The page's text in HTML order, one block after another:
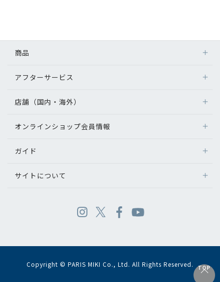
TOP
商品
アフターサービス
店舗（国内・海外）
オンラインショップ会員情報
ガイド
サイトについて
Copyright © PARIS MIKI Co., Ltd. All Rights Reserved.